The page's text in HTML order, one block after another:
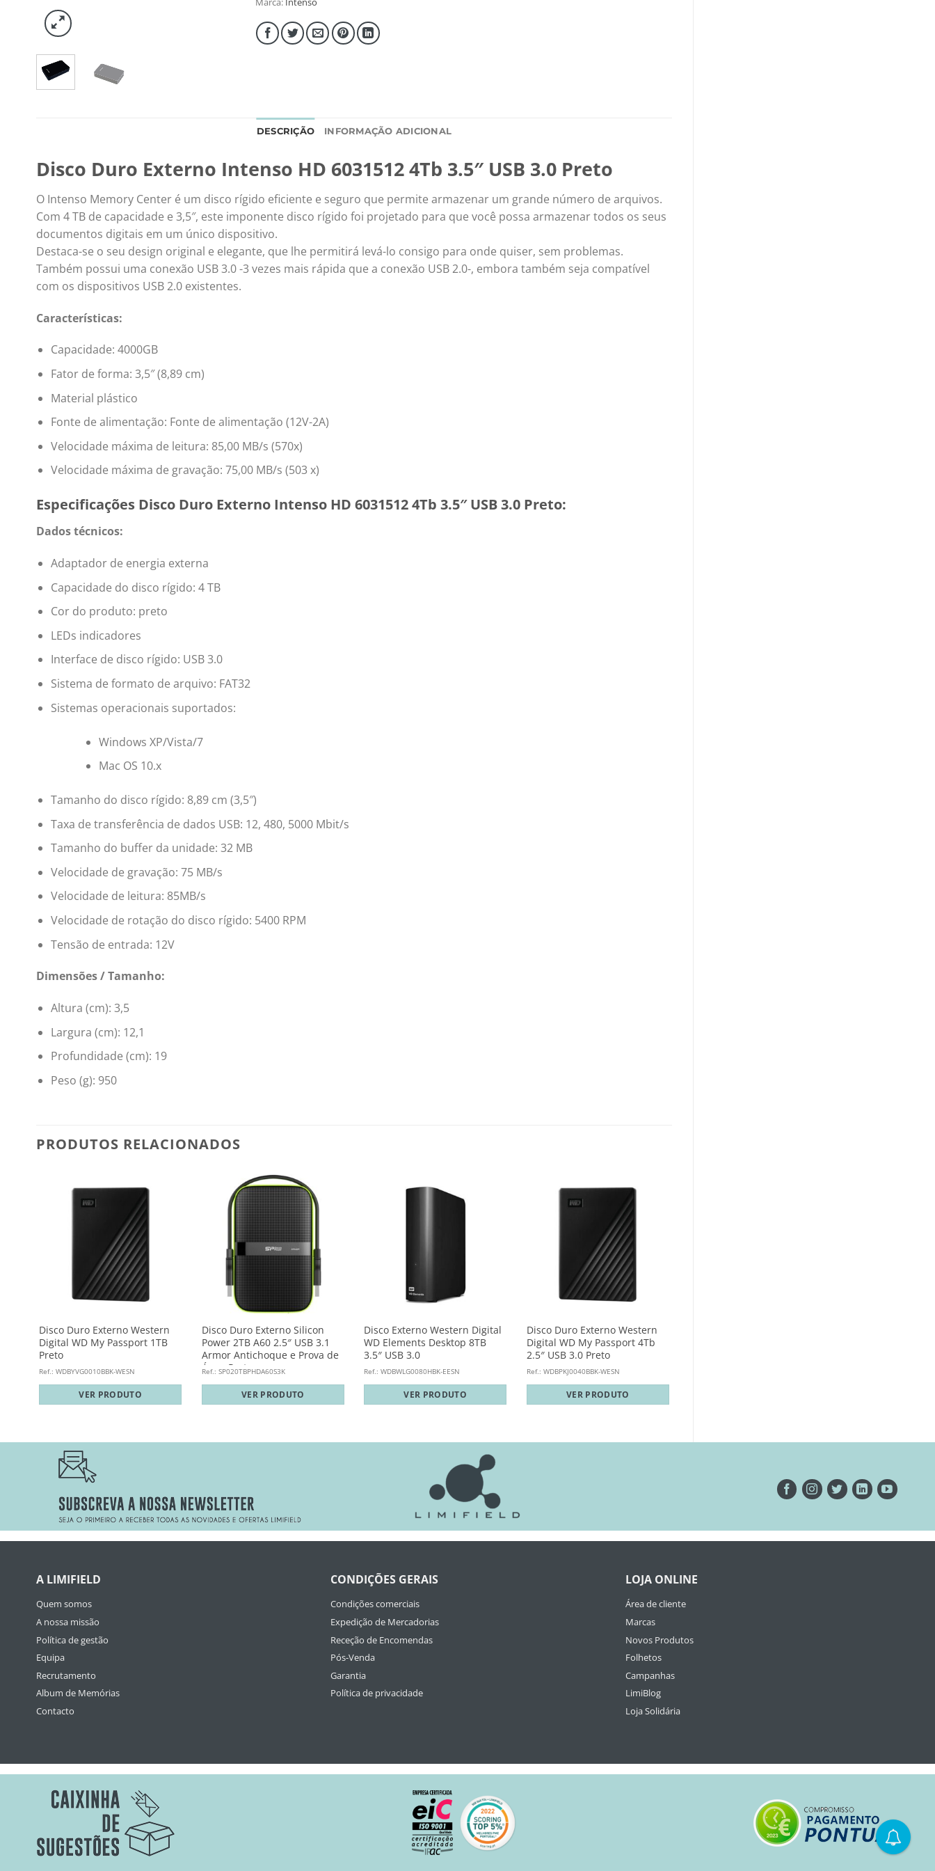
DESCRIÇÃO INFORMAÇÃO ADICIONAL
Disco Duro Externo Intenso HD 6031512 4Tb 3.5″ USB 3.0 Preto
O Intenso Memory Center é um disco rígido eficiente e seguro que permite armazenar um grande número de arquivos.
Com 4 TB de capacidade e 3,5″, este imponente disco rígido foi projetado para que você possa armazenar todos os seus
documentos digitais em um único dispositivo.
Destaca-se o seu design original e elegante, que lhe permitirá levá-lo consigo para onde quiser, sem problemas.
Também possui uma conexão USB 3.0 -3 vezes mais rápida que a conexão USB 2.0-, embora também seja compatível
com os dispositivos USB 2.0 existentes.
Características:
Capacidade: 4000GB
Fator de forma: 3,5″ (8,89 cm)
Material plástico
Fonte de alimentação: Fonte de alimentação (12V-2A)
Velocidade máxima de leitura: 85,00 MB/s (570x)
Velocidade máxima de gravação: 75,00 MB/s (503 x)
Especificações Disco Duro Externo Intenso HD 6031512 4Tb 3.5″ USB 3.0 Preto:
Dados técnicos:
Adaptador de energia externa
Capacidade do disco rígido: 4 TB
Cor do produto: preto
LEDs indicadores
Interface de disco rígido: USB 3.0
Sistema de formato de arquivo: FAT32
Sistemas operacionais suportados:
Windows XP/Vista/7
Mac OS 10.x
Tamanho do disco rígido: 8,89 cm (3,5″)
Taxa de transferência de dados USB: 12, 480, 5000 Mbit/s
Tamanho do buffer da unidade: 32 MB
Velocidade de gravação: 75 MB/s
Velocidade de leitura: 85MB/s
Velocidade de rotação do disco rígido: 5400 RPM
Tensão de entrada: 12V
Dimensões / Tamanho:
Altura (cm): 3,5
Largura (cm): 12,1
Profundidade (cm): 19
Peso (g): 950
PRODUTOS RELACIONADOS
Disco Duro Externo Western
Digital WD My Passport 1TB
Preto
Ref.: WDBYVG0010BBK-WESN
VER PRODUTO
Disco Duro Externo Silicon
Power 2TB A60 2.5″ USB 3.1
Armor Antichoque e Prova de
Água Preto
Ref.: SP020TBPHDA60S3K
VER PRODUTO
Disco Externo Western Digital
WD Elements Desktop 8TB
3.5″ USB 3.0
Ref.: WDBWLG0080HBK-EESN
VER PRODUTO
Disco Duro Externo Western
Digital WD My Passport 4Tb
2.5″ USB 3.0 Preto
Ref.: WDBPKJ0040BBK-WESN
VER PRODUTO
A LIMIFIELD
Quem somos
A nossa missão
Política de gestão
Equipa
Recrutamento
Album de Memórias
Contacto
CONDIÇÕES GERAIS
Condições comerciais
Expedição de Mercadorias
Receção de Encomendas
Pós-Venda
Garantia
Política de privacidade
LOJA ONLINE
Área de cliente
Marcas
Novos Produtos
Folhetos
Campanhas
LimiBlog
Loja Solidária